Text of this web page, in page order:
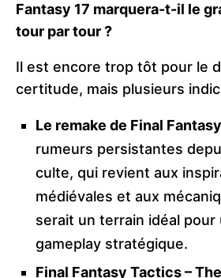
Fantasy 17 marquera-t-il le
tour par tour ?
Il est encore trop tôt pour le
certitude, mais plusieurs
Le remake de Final
rumeurs persistantes
culte, qui revient aux
médiévales et aux
serait un terrain idéal
gameplay stratégique.
Final Fantasy Tactics –